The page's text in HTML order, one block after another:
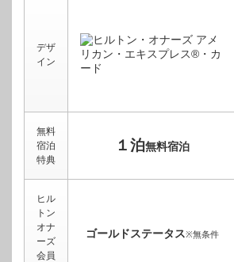
デザ
イン
無料
宿泊
特典
１泊無料宿泊
ヒル
トン
オナ
ーズ
会員
ゴールドステータス※無条件